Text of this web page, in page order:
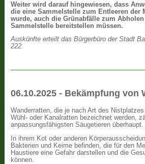
Weiter wird darauf hingewiesen, dass
die eine Sammelstelle zum Entleeren der
wurde, auch die Grünabfälle zum
Sammelstelle bereitstellen müssen.
Auskünfte erteilt das Bürgerbüro der Stadt
222.
06.10.2025 - Bekämpfung von
Wanderratten, die je nach Art des
Wühl- oder Kanalratten bezeichnet werden,
anpassungsfähigsten Säugetieren überhaupt.
In ihrem Kot oder anderen
Bakterien und Keime befinden, die für den
Haustiere eine Gefahr darstellen und die
können.